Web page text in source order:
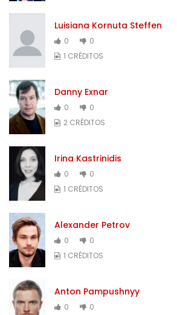
Luisiana Kornuta Steffen
0
0
1 CRÉDITOS
Danny Exnar
0
0
2 CRÉDITOS
Irina Kastrinidis
0
0
1 CRÉDITOS
Alexander Petrov
0
0
1 CRÉDITOS
Anton Pampushnyy
0
0